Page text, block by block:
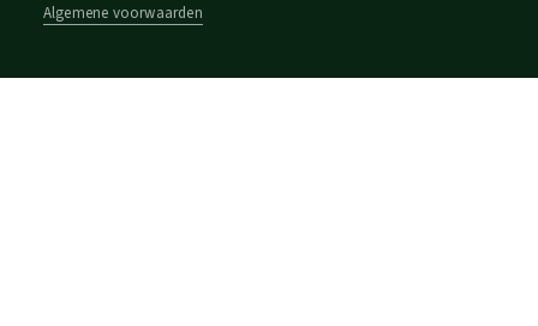
Algemene voorwaarden